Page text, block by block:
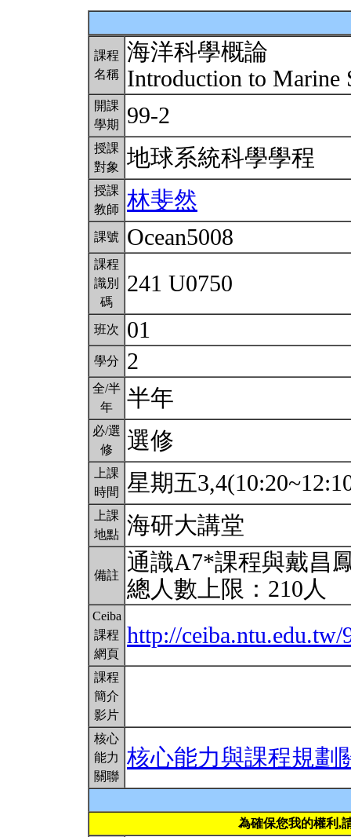
課程
名稱
海洋科學概論
Introduction to Marine
開課
學期
99-2
授課
對象
地球系統科學學程
授課
教師
林斐然
課號 Ocean5008
課程
識別
碼
241 U0750
班次 01
學分 2
全/半
年
半年
必/選
修
選修
上課
時間
星期五
上課
地點 海研大講堂
備註
通識A7*課程與戴昌
總人數上限：210人
Ceiba
課程
網頁
http://ceiba.ntu.edu.tw/
課程
簡介
影片
核心
能力
關聯
核心能力與課程規劃
為確保您我的權利,